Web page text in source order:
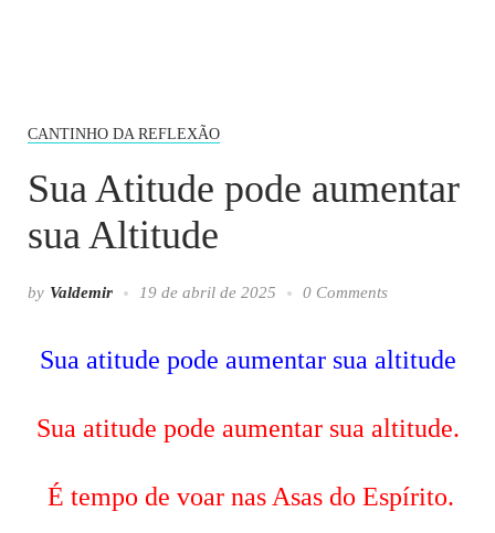
CANTINHO DA REFLEXÃO
Sua Atitude pode aumentar
sua Altitude
by Valdemir 19 de abril de 2025 0 Comments
Sua atitude pode aumentar sua altitude
Sua atitude pode aumentar sua altitude.
É tempo de voar nas Asas do Espírito.